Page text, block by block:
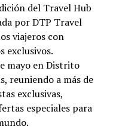
del Travel Hub
por DTP Travel
viajeros con
exclusivos.
mayo en Distrito
reuniendo a más de
exclusivas,
especiales para